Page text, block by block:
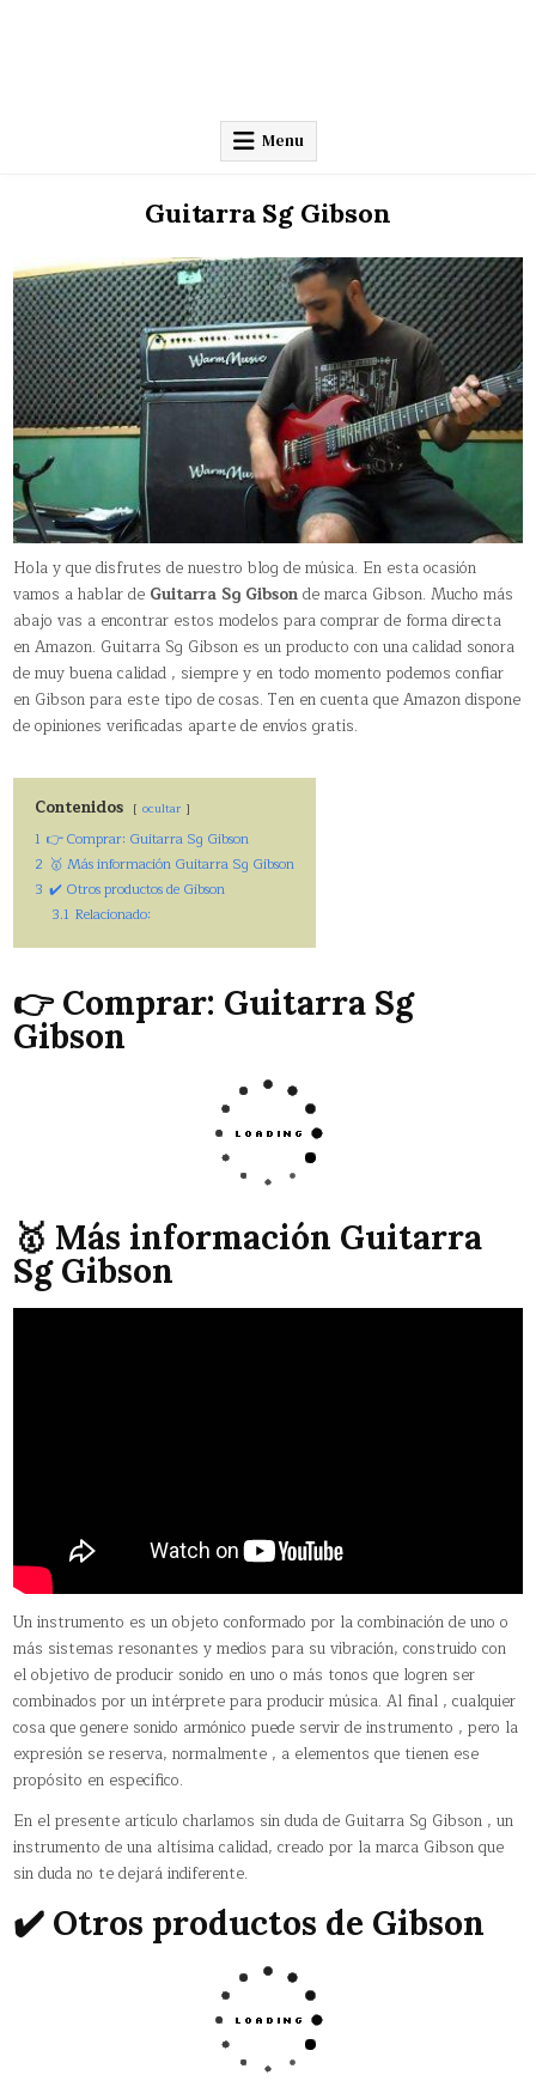
Menu
Guitarra Sg Gibson
Hola y que disfrutes de nuestro blog de música. En esta ocasión
vamos a hablar de Guitarra Sg Gibsonde marca Gibson. Mucho más
abajo vas a encontrar estos modelos para comprar de forma directa
en Amazon. Guitarra Sg Gibson es un producto con una calidad sonora
de muy buena calidad , siempre y en todo momento podemos confiar
en Gibson para este tipo de cosas. Ten en cuenta que Amazon dispone
de opiniones verificadas aparte de envíos gratis.
Contenidos ocultar
1 👉 Comprar: Guitarra Sg Gibson
2 🥇 Más información Guitarra Sg Gibson
3 ✔️ Otros productos de Gibson
3.1 Relacionado:
👉 Comprar: Guitarra Sg
Gibson
🥇 Más información Guitarra
Sg Gibson
Un instrumento es un objeto conformado por la combinación de uno o
más sistemas resonantes y medios para su vibración, construido con
el objetivo de producir sonido en uno o más tonos que logren ser
combinados por un intérprete para producir música. Al final , cualquier
cosa que genere sonido armónico puede servir de instrumento , pero la
expresión se reserva, normalmente , a elementos que tienen ese
propósito en específico.
En el presente artículo charlamos sin duda de Guitarra Sg Gibson , un
instrumento de una altísima calidad, creado por la marca Gibson que
sin duda no te dejará indiferente.
✔️ Otros productos de Gibson